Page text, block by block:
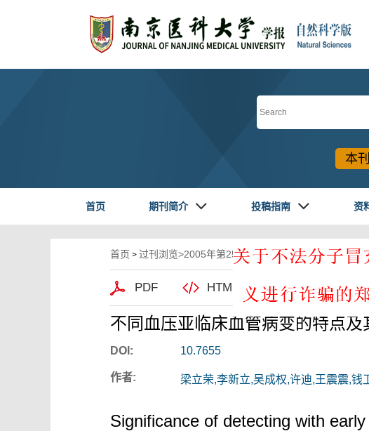
本
首页 期刊简介 投稿指南 资
首页 > 过刊浏览>2005年第25卷第2期 >. DOI:10.7655
PDF HTML阅读 XML下载
不同血压亚临床血管病变的特点及
DOI: 10.7655
作者: 梁立荣,李新立,吴成权,许迪,王震震,钱
Significance of detecting with